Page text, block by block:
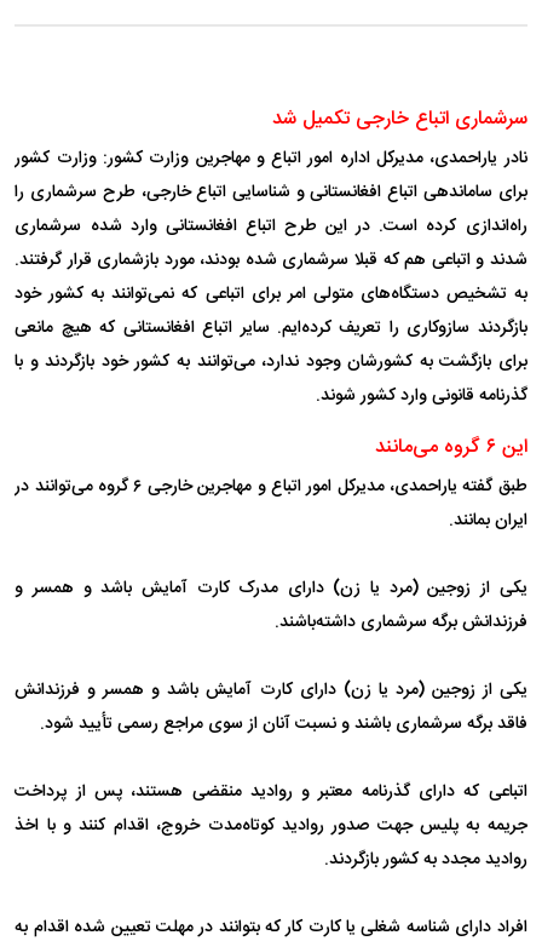
سرشماری اتباع خارجی تکمیل شد
نادر یاراحمدی، مدیرکل اداره امور اتباع و مهاجرین وزارت کشور: وزارت کشور
برای ساماندهی اتباع افغانستانی و شناسایی اتباع خارجی، طرح سرشماری را
راه‌اندازی کرده است. در این طرح اتباع افغانستانی وارد شده سرشماری
شدند و اتباعی هم که قبلا سرشماری شده بودند، مورد بازشماری قرار گرفتند.
به تشخیص دستگاه‌های متولی امر برای اتباعی که نمی‌توانند به کشور خود
بازگردند سازوکاری را تعریف کرده‌ایم. سایر اتباع افغانستانی که هیچ مانعی
برای بازگشت به کشورشان وجود ندارد، می‌توانند به کشور خود بازگردند و با
گذرنامه قانونی وارد کشور شوند.
این ۶ گروه می‌مانند
طبق گفته یاراحمدی، مدیرکل امور اتباع و مهاجرین خارجی ۶ گروه می‌توانند در
ایران بمانند.
یکی از زوجین (مرد یا زن) دارای مدرک کارت آمایش باشد و همسر و
فرزندانش برگه سرشماری داشته‌باشند.
یکی از زوجین (مرد یا زن) دارای کارت آمایش باشد و همسر و فرزندانش
فاقد برگه سرشماری باشند و نسبت آنان از سوی مراجع رسمی تأیید شود.
اتباعی که دارای گذرنامه معتبر و روادید منقضی هستند، پس از پرداخت
جریمه به پلیس جهت صدور روادید کوتاه‌مدت خروج، اقدام کنند و با اخذ
روادید مجدد به کشور بازگردند.
افراد دارای شناسه شغلی یا کارت کار که بتوانند در مهلت تعیین شده اقدام به